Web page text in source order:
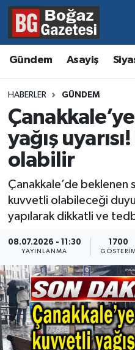
Gündem Asayiş
HABERLER GÜNDEM
yağış
olabilir
Çanakkale’de beklenen
kuvvetli olabileceği
yapılarak dikkatli ve
08.07.2026 - 11:30
YAYINLANMA
1700
Asayiş
Eğitim
Ekonomi
Gündem
Magazin
Sağlık
Hava Durumu
Trafik Durumu
Süper Lig Puan
Tüm Manşetler
Haber Arşivi